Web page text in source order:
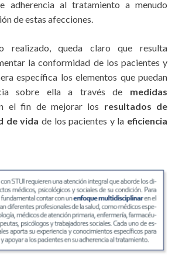
adherencia al tratamiento a menudo
de estas afecciones.
realizado, queda claro que resulta
la conformidad de los pacientes y
específica los elementos que puedan
sobre ella a través de medidas
el fin de mejorar los resultados de
de vida de los pacientes y la eficiencia